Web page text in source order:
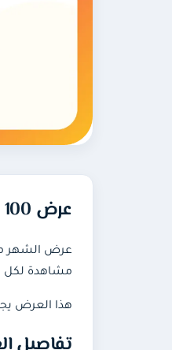
عرض 100 ألف متابع أجنبي مع أوتو لايك لمدة شهر مجانًا
عرض الشهر
مشاهدة لكل
هذا العرض